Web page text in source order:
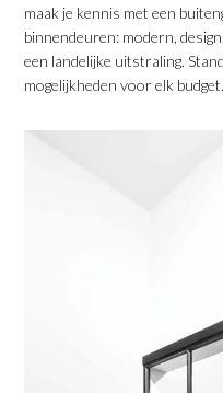
maak je kennis met een
binnendeuren: modern,
een landelijke uitstraling.
mogelijkheden voor elk budget.